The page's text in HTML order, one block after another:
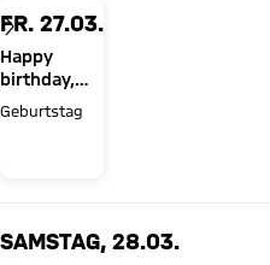
FR. 27.03.
Happy
birthday,
Manuel
Geburtstag
SAMSTAG, 28.03.